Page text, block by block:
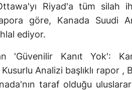
Riyad'a tüm silah
göre, Kanada Suudi
ediyor.
'Güvenilir Kanıt Yok':
Analizi başlıklı rapor ,
taraf olduğu